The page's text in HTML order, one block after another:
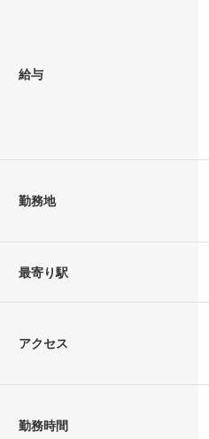
給与
勤務地
最寄り駅
アクセス
勤務時間